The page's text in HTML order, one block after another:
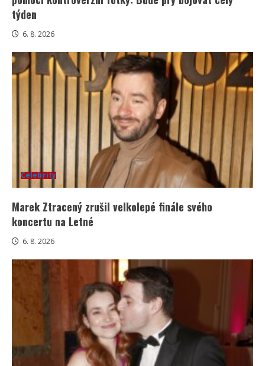
týden
6. 8. 2026
Celebrity
Marek Ztracený zrušil velkolepé finále svého
koncertu na Letné
6. 8. 2026